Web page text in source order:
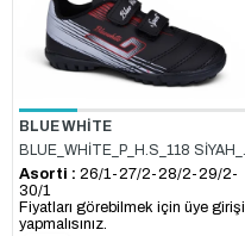
BLUE WHİTE
Asorti : 26/1-27/2-28/2-29/2-
30/1
Fiyatları görebilmek için üye girişi
yapmalısınız.